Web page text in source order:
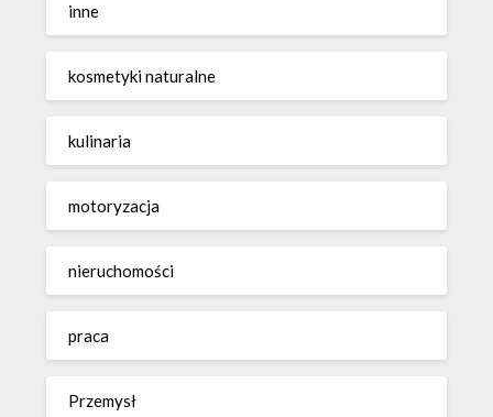
inne
kosmetyki naturalne
kulinaria
motoryzacja
nieruchomości
praca
Przemysł